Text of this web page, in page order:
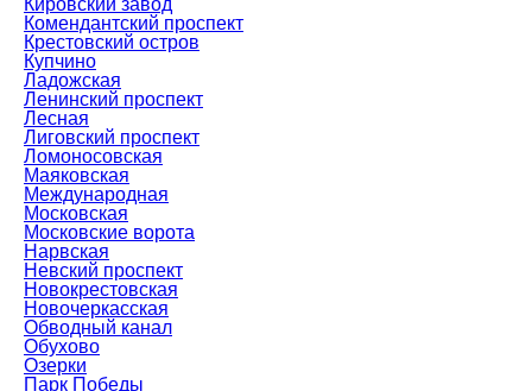
Комендантский проспект
Крестовский остров
Купчино
Ладожская
Ленинский проспект
Лесная
Лиговский проспект
Ломоносовская
Маяковская
Международная
Московская
Московские ворота
Нарвская
Невский проспект
Новокрестовская
Новочеркасская
Обводный канал
Обухово
Озерки
Парк Победы